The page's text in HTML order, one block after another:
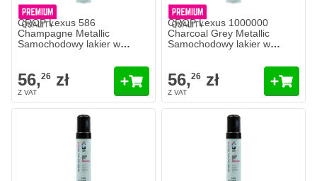
CROP Lexus 586
Champagne Metallic
Samochodowy lakier w
56,26 zł
CROP Lexus 1000000
Charcoal Grey Metallic
Samochodowy lakier w
56,26 zł